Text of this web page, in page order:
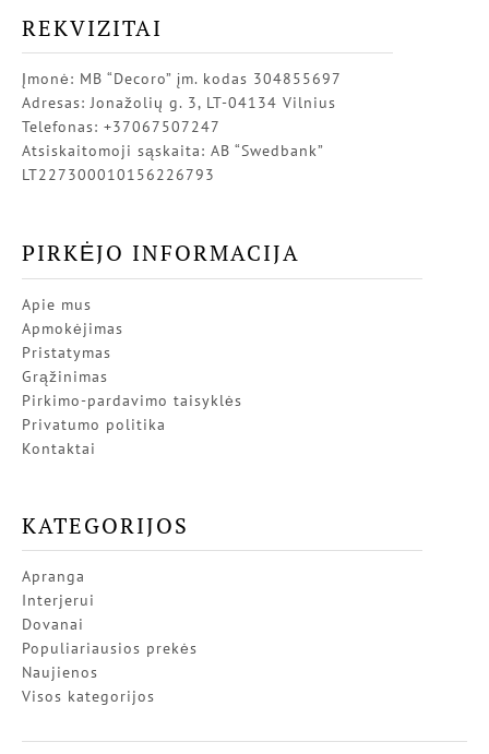
REKVIZITAI
Įmonė: MB “Decoro” įm. kodas 304855697
Adresas: Jonažolių g. 3, LT-04134 Vilnius
Telefonas: +37067507247
Atsiskaitomoji sąskaita: AB “Swedbank”
LT227300010156226793
PIRKĖJO INFORMACIJA
Apie mus
Apmokėjimas
Pristatymas
Grąžinimas
Pirkimo-pardavimo taisyklės
Privatumo politika
Kontaktai
KATEGORIJOS
Apranga
Interjerui
Dovanai
Populiariausios prekės
Naujienos
Visos kategorijos